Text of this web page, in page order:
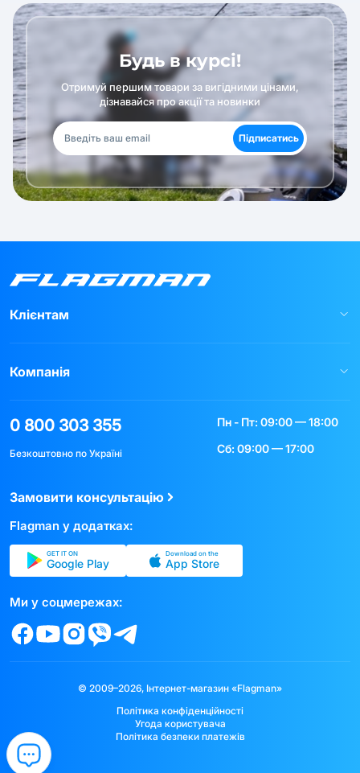
Будь в курсі!
Отримуй першим товари за вигідними цінами,
дізнавайся про акції та новинки
Підписатись
Клієнтам
Компанія
0 800 303 355
Безкоштовно по Україні
Пн - Пт: 09:00 — 18:00
Сб: 09:00 — 17:00
Замовити консультацію
Flagman у додатках:
GET IT ON
Google Play
Download on the
App Store
Ми у соцмережах:
© 2009–2026, Інтернет-магазин «Flagman»
Політика конфіденційності
Угода користувача
Політика безпеки платежів